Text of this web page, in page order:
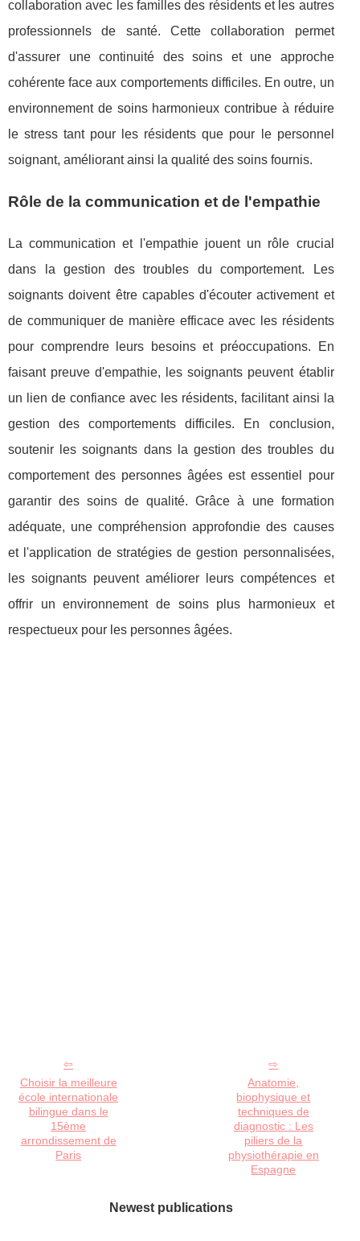
collaboration avec les familles des résidents et les autres
professionnels de santé. Cette collaboration permet
d'assurer une continuité des soins et une approche
cohérente face aux comportements difficiles. En outre, un
environnement de soins harmonieux contribue à réduire
le stress tant pour les résidents que pour le personnel
soignant, améliorant ainsi la qualité des soins fournis.
Rôle de la communication et de l'empathie
La communication et l'empathie jouent un rôle crucial
dans la gestion des troubles du comportement. Les
soignants doivent être capables d'écouter activement et
de communiquer de manière efficace avec les résidents
pour comprendre leurs besoins et préoccupations. En
faisant preuve d'empathie, les soignants peuvent établir
un lien de confiance avec les résidents, facilitant ainsi la
gestion des comportements difficiles. En conclusion,
soutenir les soignants dans la gestion des troubles du
comportement des personnes âgées est essentiel pour
garantir des soins de qualité. Grâce à une formation
adéquate, une compréhension approfondie des causes
et l'application de stratégies de gestion personnalisées,
les soignants peuvent améliorer leurs compétences et
offrir un environnement de soins plus harmonieux et
respectueux pour les personnes âgées.
Choisir la meilleure
école internationale
bilingue dans le
15ème
arrondissement de
Paris
Anatomie,
biophysique et
techniques de
diagnostic : Les
piliers de la
physiothérapie en
Espagne
Newest publications